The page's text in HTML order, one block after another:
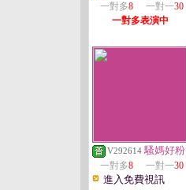
一對多8 一對一30
一對多表演中
V292614 騷媽好粉
一對多8 一對一30
進入免費視訊